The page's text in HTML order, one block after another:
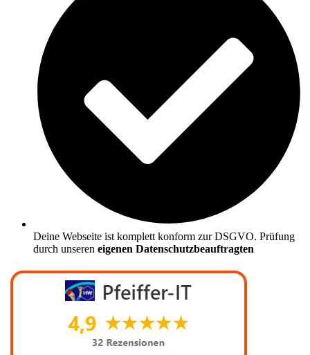
Deine Webseite ist komplett konform zur DSGVO. Prüfung
durch unseren eigenen Datenschutzbeauftragten